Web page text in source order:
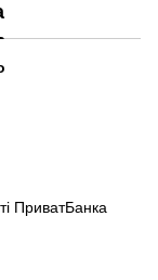
ПриватБанка